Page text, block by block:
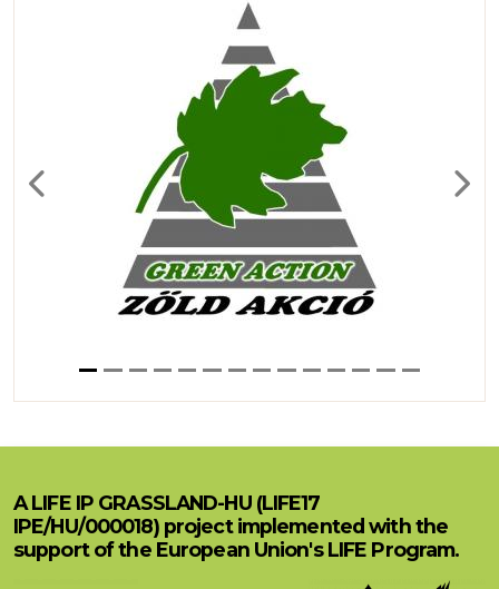
Previous Next
A LIFE IP GRASSLAND-HU (LIFE17
IPE/HU/000018) project implemented with the
support of the European Union's LIFE Program.